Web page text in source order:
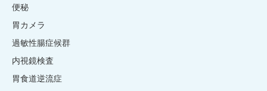
便秘
胃カメラ
過敏性腸症候群
内視鏡検査
胃食道逆流症